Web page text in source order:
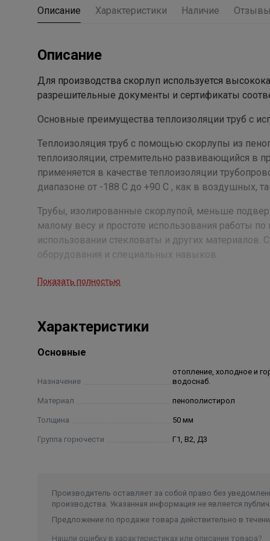
Описание Характеристики Наличие Отзывы
Описание
Для производства скорлуп используется
разрешительные документы и сертификаты
Основные преимущества теплоизоляции труб с
Теплоизоляция труб с помощью скорлупы из
теплоизоляции, стремительно развивающийся в
применяется в качестве теплоизоляции
диапазоне от -188 С до +90 С , как в воздушных,
Трубы, изолированные скорлупой, меньше
малому весу и простоте использования работы
использовании стекловаты и других материалов.
оборудования и специальных навыков.
К преимуществам использования скорлупы
Простота конструкции и установки скорлуп, а
теплоизоляцией, представленной на Российском
Показать полностью
Характеристики
Основные
Назначение
отопление, холодное и
водоснаб.
Материал пенополистирол
Толщина 50 мм
Группа горючести Г1, В2, Д3
Производитель оставляет за собой право без
производства. Указанная информация не является
Предложение по продаже товара действительно в
Нашли ошибку в характеристиках или описании товара?